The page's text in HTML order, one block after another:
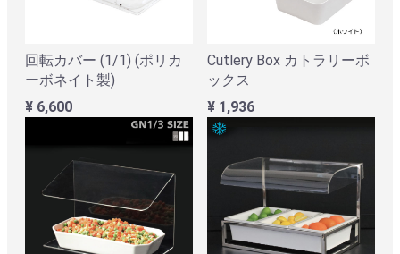
回転カバー (1/1) (ポリカ
ーボネイト製)
¥ 6,600
Cutlery Box カトラリーボ
ックス
¥ 1,936